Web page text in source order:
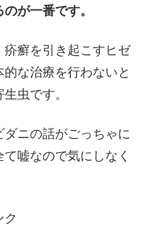
が一番です。
疥癬を引き起こすヒゼ
な治療を行わないと
虫です。
ニの話がごっちゃに
嘘なので気にしなく
ク